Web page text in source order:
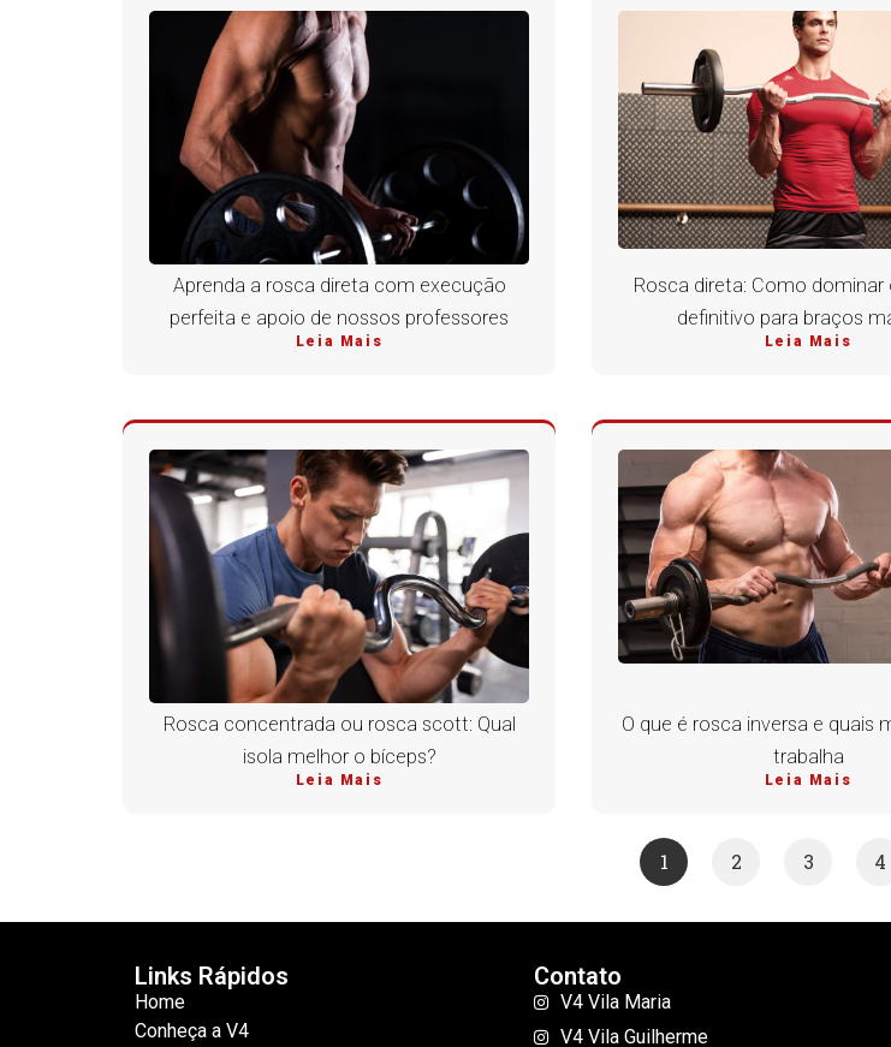
Aprenda a rosca direta com execução
perfeita e apoio de nossos professores
Leia Mais
Rosca direta: Como dominar
definitivo para braços
Leia Mais
Rosca concentrada ou rosca scott: Qual
isola melhor o bíceps?
Leia Mais
O que é rosca inversa e quais
trabalha
Leia Mais
1 2 3 4
Links Rápidos
Home
Conheça a V4
Contato
V4 Vila Maria
V4 Vila Guilherme